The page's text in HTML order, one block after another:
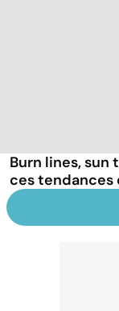
Burn lines,
ces tendances